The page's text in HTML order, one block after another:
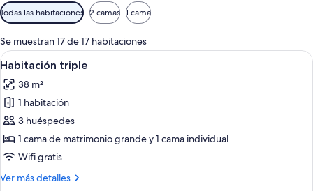
Filtros
disponibles
para
las
habitaciones
Todas las habitaciones 2 camas 1 cama
Se muestran 17 de 17 habitaciones
Abrir
todas
las
fotos
de
Habitación
triple
Una habitación de hotel con dos
4
Habitación triple
38 m²
1 habitación
3 huéspedes
1 cama de matrimonio grande y 1 cama individual
Wifi gratis
Ver más detalles
Más